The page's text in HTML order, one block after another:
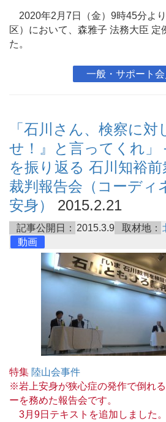
2020年2月7日（金）9時45分よ
区）において、森雅子 法務大臣 定
た。
一般・サポート会
「石川さん、検察に
せ！』と言ってくれ
を振り返る 石川知裕
裁判報告会（コーディ
安身）
2015.2.21
記事公開日： 2015.3.9 取材地：
動画
特集 陸山会事件
※岩上安身が狭心症の発作で倒れ
ーを務めた報告会です。
3月9日テキストを追加しました。